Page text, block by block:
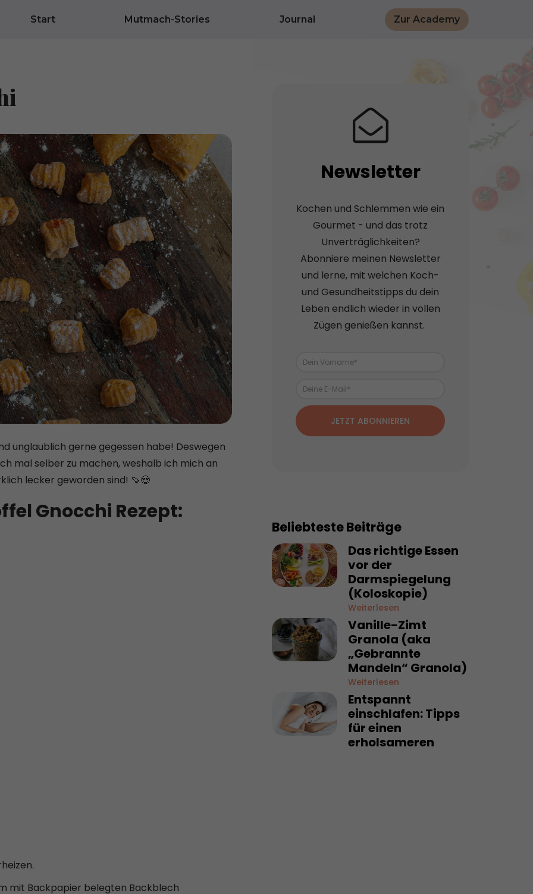
Start Mutmach-Stories Journal Zur Academy
unglaublich gerne gegessen habe! Deswegen
mal selber zu machen, weshalb ich mich an
lecker geworden sind! 🍠😍
Gnocchi Rezept:
mit Backpapier belegten Backblech
Newsletter
Kochen und Schlemmen wie ein
Gourmet - und das trotz
Unverträglichkeiten?
Abonniere meinen Newsletter
und lerne, mit welchen Koch-
und Gesundheitstipps du dein
Leben endlich wieder in vollen
Zügen genießen kannst.
JETZT ABONNIEREN
Beliebteste Beiträge
Das richtige Essen
vor der
Darmspiegelung
(Koloskopie)
Weiterlesen
Vanille-Zimt
Granola (aka
„Gebrannte
Mandeln“ Granola)
Weiterlesen
Entspannt
einschlafen: Tipps
für einen
erholsameren